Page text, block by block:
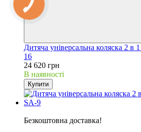
Дитяча універсальна коляска 2 в
16
24 620 грн
В наявності
Купити
Безкоштовна доставка!